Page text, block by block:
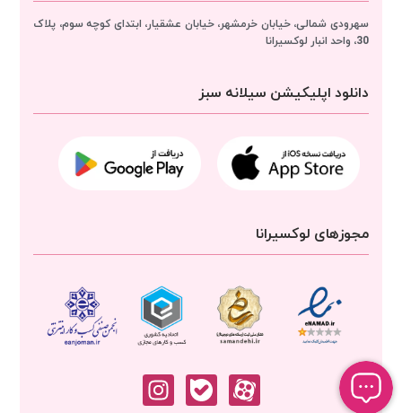
سهرودی شمالی، خیابان خرمشهر، خیابان عشقیار، ابتدای کوچه سوم، پلاک
30، واحد انبار
لوکسیرانا
دانلود اپلیکیشن سیلانه سبز
مجوزهای لوکسیرانا